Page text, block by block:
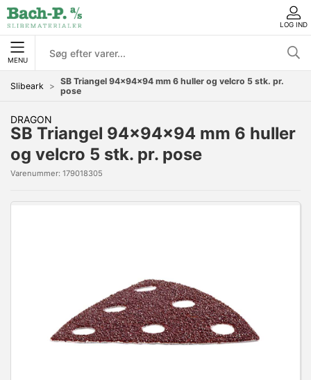
LOG IND
MENU
Slibeark
SB Triangel 94x94x94 mm 6 huller og velcro 5 stk. pr.
pose
DRAGON
SB Triangel 94x94x94 mm 6 huller
og velcro 5 stk. pr. pose
Varenummer: 179018305